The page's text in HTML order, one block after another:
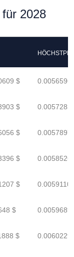
2028
$
$
$
$
$
$
$